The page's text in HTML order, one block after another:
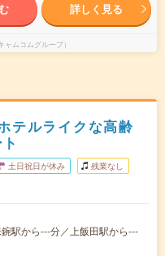
詳しく見る
ムコムグループ）
テルライクな高齢
土日祝日が休み 残業なし
駅から---分／上飯田駅から---